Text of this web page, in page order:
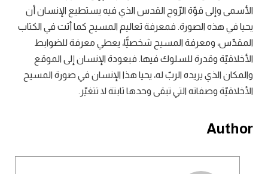
الأسمى وإلى قوّة الرّوح القدس الذي فيه يستطيع الإنسان أن
يحيا في هذه الصورة. فمعرفة تعاليم المسيح كما أتت في الكتاب
المقدّس، ومعرفة المسيح شخصيًّا، يعطي معرفة للضوابط
الأخلاقيّة وقدرة للسلوك فيها. فبعودة الإنسان إلى الموقع
والمكان الذي يريده الربّ له، يحيا هذا الإنسان في صورة المسيح
الأخلاقيّة وصفاته التي تبقى وحدها ثابتة لا تتغيّر.
Author